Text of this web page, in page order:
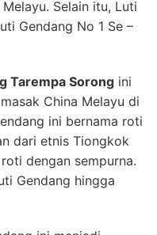
Selain itu, Luti
Gendang No 1 Se –
Tarempa Sorong ini
China Melayu di
ini bernama roti
dari etnis Tiongkok
dengan sempurna.
Gendang hingga